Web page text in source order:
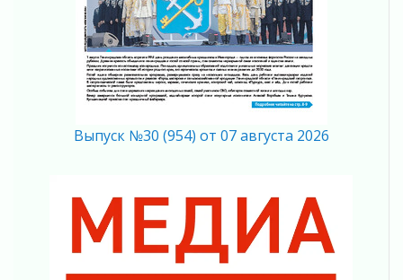
Ставка на дисциплину на перекрестках
04 августа 2026
В Ленобласти растет потребление
мобильного трафика
04 августа 2026
04 августа 2026
Память, сталь и музыка
04 августа 2026
Регион готовится к выборам
04 августа 2026
Выпуск №30 (954) от 07 августа 2026